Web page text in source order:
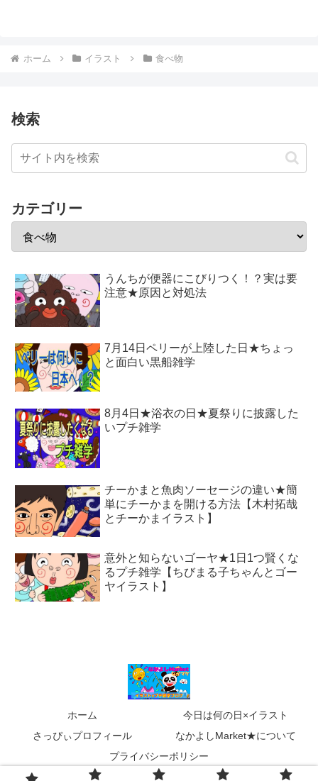
ホーム イラスト 食べ物
検索
カテゴリー
うんちが便器にこびりつく！？実は要
注意★原因と対処法
7月14日ペリーが上陸した日★ちょっ
と面白い黒船雑学
8月4日★浴衣の日★夏祭りに披露した
いプチ雑学
チーかまと魚肉ソーセージの違い★簡
単にチーかまを開ける方法【木村拓哉
とチーかまイラスト】
意外と知らないゴーヤ★1日1つ賢くな
るプチ雑学【ちびまる子ちゃんとゴー
ヤイラスト】
ホーム
今日は何の日×イラスト
さっぴぃプロフィール
なかよしMarket★について
プライバシーポリシー